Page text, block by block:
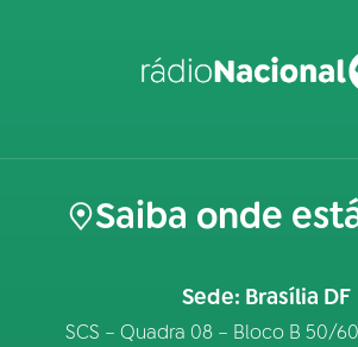
Saiba onde
Sede: Brasília DF
SCS – Quadra 08 – Bloco B 50/